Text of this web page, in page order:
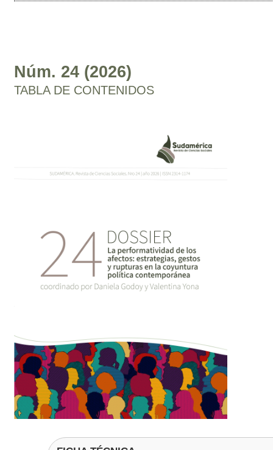
Núm. 24 (2026)
TABLA DE CONTENIDOS